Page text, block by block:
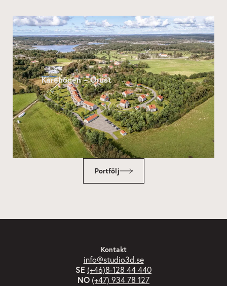
Kårehogen – Orust
Portfölj
Kontakt
info@studio3d.se
SE (+46)8-128 44 440
NO (+47) 934 78 127